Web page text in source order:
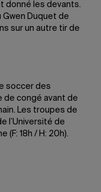
donné les devants.
Gwen Duquet de
sur un autre tir de
soccer des
de congé avant de
Les troupes de
l’Université de
(F: 18h / H: 20h).